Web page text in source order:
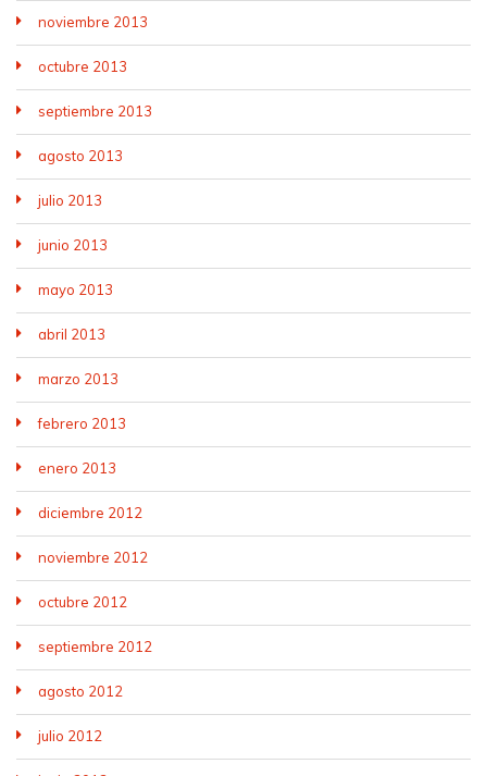
noviembre 2013
octubre 2013
septiembre 2013
agosto 2013
julio 2013
junio 2013
mayo 2013
abril 2013
marzo 2013
febrero 2013
enero 2013
diciembre 2012
noviembre 2012
octubre 2012
septiembre 2012
agosto 2012
julio 2012